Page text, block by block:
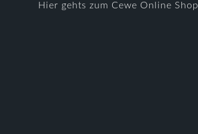
Hier gehts zum Cewe Online Shop